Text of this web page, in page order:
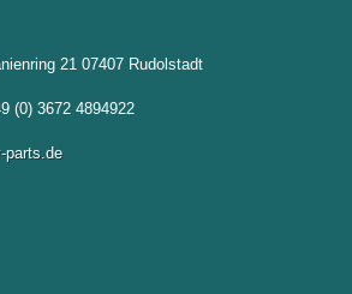
21 07407 Rudolstadt
(0) 3672 4894922
parts.de